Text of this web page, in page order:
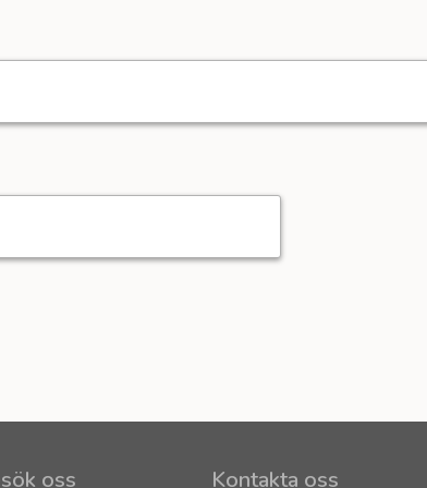
oss Kontakta oss